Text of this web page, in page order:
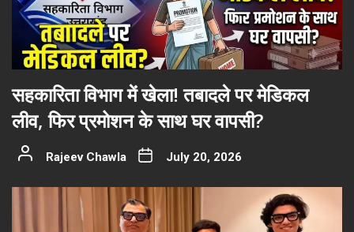
सहकारिता विभाग में खेला! तबादले पर मेडिकल
लीव, फिर प्रमोशन के साथ घर वापसी?
Rajeev Chawla July 20, 2026